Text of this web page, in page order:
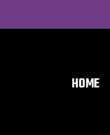
HOME